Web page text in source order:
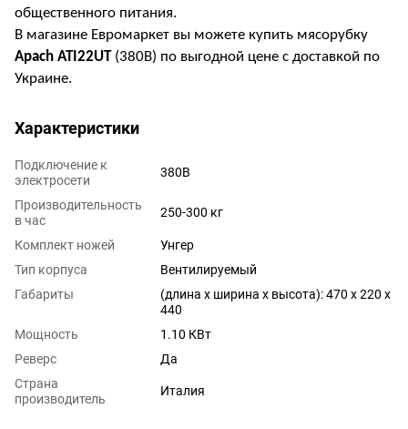
общественного питания.
В магазине Евромаркет вы можете купить мясорубку
Apach ATI22UT(380В) по выгодной цене с доставкой по
Украине.
Характеристики
Подключение к
электросети
380В
Производительность
в час
250-300 кг
Комплект ножей
Унгер
Тип корпуса
Вентилируемый
Габариты
(длина х ширина х высота): 470 х 220 х
440
Мощность
1.10 КВт
Реверс
Да
Страна
производитель
Италия